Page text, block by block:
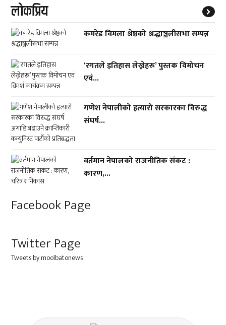
लाेकप्रिय
कमरेड विमला श्रेष्ठको श्रद्धाञ्जलीसभा सम्पन्न
‘रगतले इतिहास लेख्नेहरू’ पुस्तक विमोचन
एवं...
गणेश नेपालीको हत्यारो सरकारका विरुद्ध
संघर्ष...
वर्तमान नेपालको राजनीतिक संकट :
कारण,...
Facebook Page
Twitter Page
Tweets by moolbatonews